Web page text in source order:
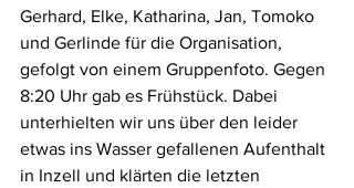
Gerhard, Elke, Katharina, Jan, Tomoko
und Gerlinde für die Organisation,
gefolgt von einem Gruppenfoto. Gegen
8:20 Uhr gab es Frühstück. Dabei
unterhielten wir uns über den leider
etwas ins Wasser gefallenen Aufenthalt
in Inzell und klärten die letzten